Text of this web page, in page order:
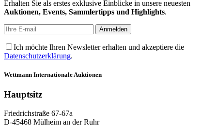
Erhalten Sie als erstes exklusive Einblicke in unsere neuesten
Auktionen, Events, Sammlertipps und Highlights.
Ich möchte Ihren Newsletter erhalten und akzeptiere die
Datenschutzerklärung.
Wettmann Internationale Auktionen
Hauptsitz
Friedrichstraße 67-67a
D-45468 Mülheim an der Ruhr